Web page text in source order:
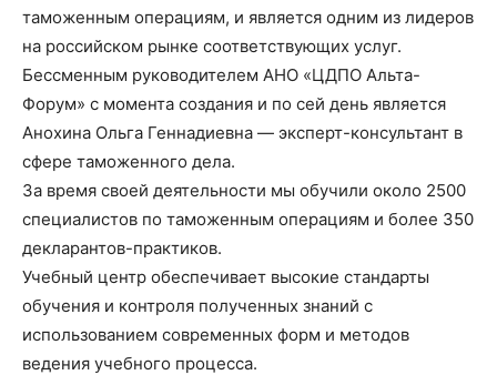
таможенным операциям, и является одним из лидеров
на российском рынке соответствующих услуг.
Бессменным руководителем АНО «ЦДПО Альта-
Форум» с момента создания и по сей день является
Анохина Ольга Геннадиевна — эксперт-консультант в
сфере таможенного дела.
За время своей деятельности мы обучили около 2500
специалистов по таможенным операциям и более 350
декларантов-практиков.
Учебный центр обеспечивает высокие стандарты
обучения и контроля полученных знаний с
использованием современных форм и методов
ведения учебного процесса.